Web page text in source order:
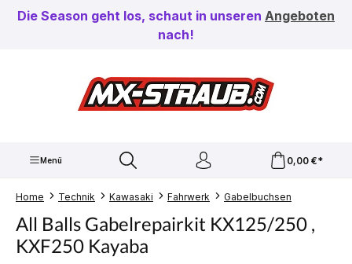
Zum Hauptinhalt springen
Die Season geht los, schaut in unseren Angeboten
nach!
Menü 0,00 €*
Home Technik Kawasaki Fahrwerk Gabelbuchsen
All Balls Gabelrepairkit KX125/250 ,
KXF250 Kayaba